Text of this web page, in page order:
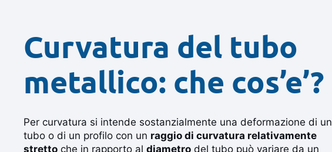
Curvatura del tubo
metallico: che cos’e’?
Per curvatura si intende sostanzialmente una deformazione di un
tubo o di un profilo con un raggio di curvatura relativamente
stretto che in rapporto al diametro del tubo può variare da un